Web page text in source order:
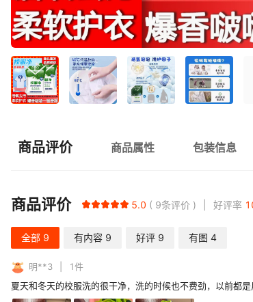
商品评价 商品属性 包装信息
商品评价 5.0 9条评价 好评率
全部 9 有内容 9 好评 9 有图 4
明**3 1件
夏天和冬天的校服洗的很干净，洗的时候也不费劲，以前都